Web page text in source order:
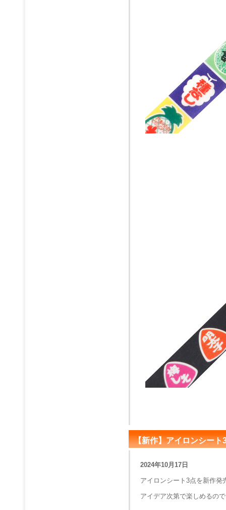
【新作】アイロンシート
2024年10月17日
アイロンシート3点を新作発
アイデア次第で楽しめるの